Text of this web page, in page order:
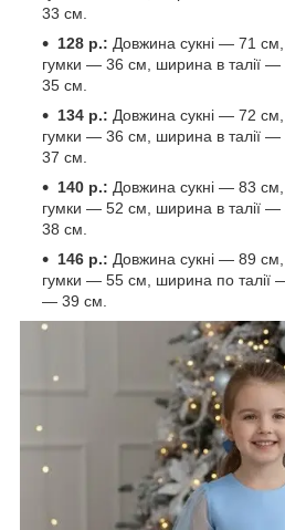
33 см.
128 р.: Довжина сукні — 71
гумки — 36 см, ширина в талії
35 см.
134 р.: Довжина сукні — 72
гумки — 36 см, ширина в талії
37 см.
140 р.: Довжина сукні — 83
гумки — 52 см, ширина в талії
38 см.
146 р.: Довжина сукні — 89
гумки — 55 см, ширина по талії
— 39 см.